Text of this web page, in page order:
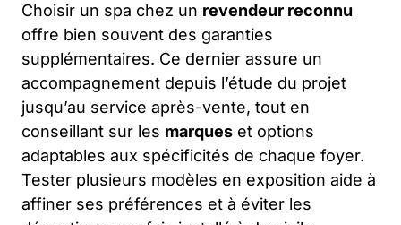
Choisir un spa chez un revendeur reconnu
offre bien souvent des garanties
supplémentaires. Ce dernier assure un
accompagnement depuis l’étude du projet
jusqu’au service après-vente, tout en
conseillant sur les marques et options
adaptables aux spécificités de chaque foyer.
Tester plusieurs modèles en exposition aide à
affiner ses préférences et à éviter les